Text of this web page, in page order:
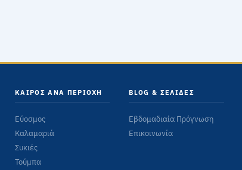
ΚΑΙΡΌΣ ΑΝΆ ΠΕΡΙΟΧΉ
Εύοσμος
Καλαμαριά
Συκιές
Τούμπα
BLOG & ΣΕΛΊΔΕΣ
Εβδομαδιαία Πρόγνωση
Επικοινωνία